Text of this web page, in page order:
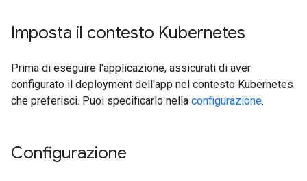
Imposta il contesto Kubernetes
Prima di eseguire l'applicazione, assicurati di aver
configurato il deployment dell'app nel contesto Kubernetes
che preferisci. Puoi specificarlo nella configurazione.
Configurazione